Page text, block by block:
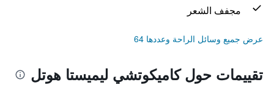
مجفف الشعر
عرض جميع وسائل الراحة وعددها 64
تقييمات حول كاميكوتشي ليميستا هوتل